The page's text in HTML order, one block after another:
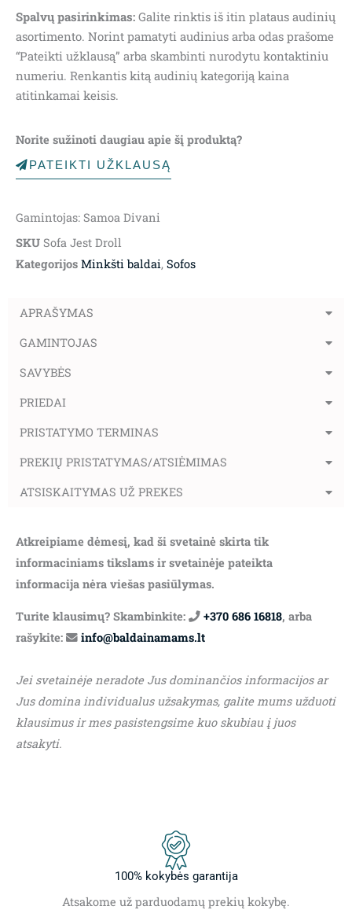
Spalvų pasirinkimas: Galite rinktis iš itin plataus audinių
asortimento. Norint pamatyti audinius arba odas prašome
“Pateikti užklausą” arba skambinti nurodytu kontaktiniu
numeriu. Renkantis kitą audinių kategoriją kaina
atitinkamai keisis.
Norite sužinoti daugiau apie šį produktą?
PATEIKTI UŽKLAUSĄ
Gamintojas: Samoa Divani
SKU Sofa Jest Droll
Kategorijos Minkšti baldai, Sofos
APRAŠYMAS
GAMINTOJAS
SAVYBĖS
PRIEDAI
PRISTATYMO TERMINAS
PREKIŲ PRISTATYMAS/ATSIĖMIMAS
ATSISKAITYMAS UŽ PREKES
Atkreipiame dėmesį, kad ši svetainė skirta tik
informaciniams tikslams ir svetainėje pateikta
informacija nėra viešas pasiūlymas.
Turite klausimų? Skambinkite: +370 686 16818, arba
rašykite:
info@baldainamams.lt
Jei svetainėje neradote Jus dominančios informacijos ar
Jus domina individualus užsakymas, galite mums užduoti
klausimus ir mes pasistengsime kuo skubiau į juos
atsakyti.
100% kokybės garantija
Atsakome už parduodamų prekių kokybę.